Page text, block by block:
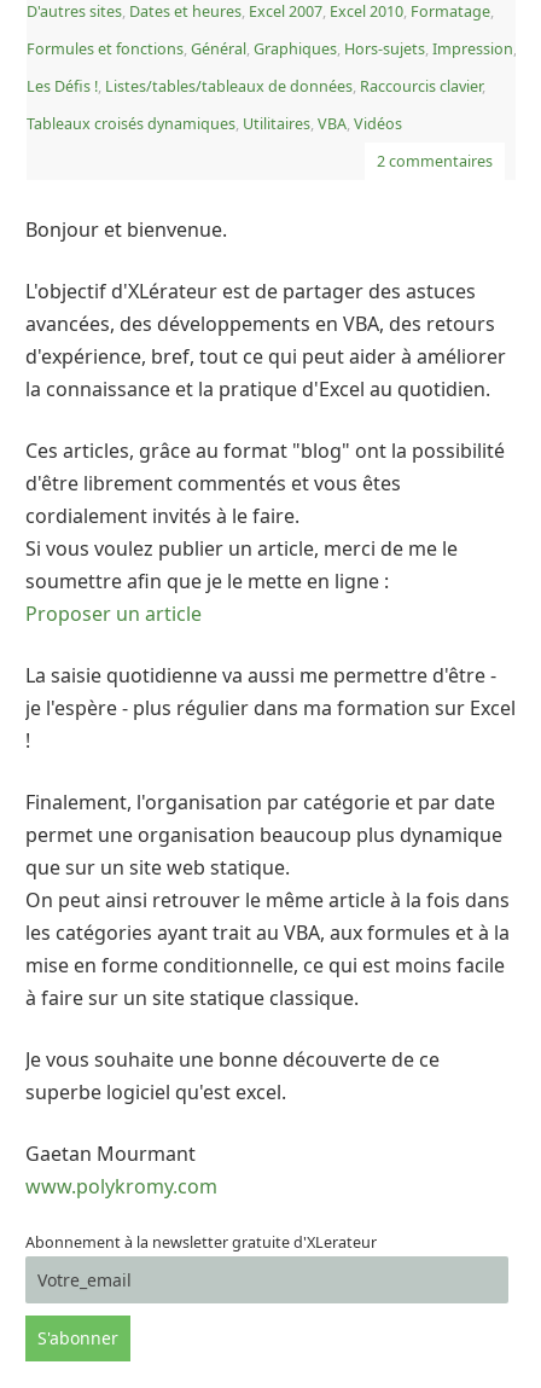
D'autres sites, Dates et heures, Excel 2007, Excel 2010, Formatage,
Formules et fonctions, Général, Graphiques, Hors-sujets, Impression,
Les Défis !, Listes/tables/tableaux de données, Raccourcis clavier,
Tableaux croisés dynamiques, Utilitaires, VBA, Vidéos
2 commentaires
Bonjour et bienvenue.
L'objectif d'XLérateur est de partager des astuces
avancées, des développements en VBA, des retours
d'expérience, bref, tout ce qui peut aider à améliorer
la connaissance et la pratique d'Excel au quotidien.
Ces articles, grâce au format "blog" ont la possibilité
d'être librement commentés et vous êtes
cordialement invités à le faire.
Si vous voulez publier un article, merci de me le
soumettre afin que je le mette en ligne :
Proposer un article
La saisie quotidienne va aussi me permettre d'être -
je l'espère - plus régulier dans ma formation sur Excel
!
Finalement, l'organisation par catégorie et par date
permet une organisation beaucoup plus dynamique
que sur un site web statique.
On peut ainsi retrouver le même article à la fois dans
les catégories ayant trait au VBA, aux formules et à la
mise en forme conditionnelle, ce qui est moins facile
à faire sur un site statique classique.
Je vous souhaite une bonne découverte de ce
superbe logiciel qu'est excel.
Gaetan Mourmant
www.polykromy.com
Abonnement à la newsletter gratuite d'XLerateur